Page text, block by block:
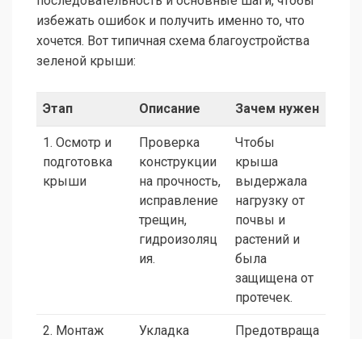
избежать ошибок и получить именно то, что
хочется. Вот типичная схема благоустройства
зеленой крыши:
Этап Описание Зачем нужен
1. Осмотр и
подготовка
крыши
Проверка
конструкции
на прочность,
исправление
трещин,
гидроизоляц
ия.
Чтобы
крыша
выдержала
нагрузку от
почвы и
растений и
была
защищена от
протечек.
2. Монтаж
Укладка
Предотвраща